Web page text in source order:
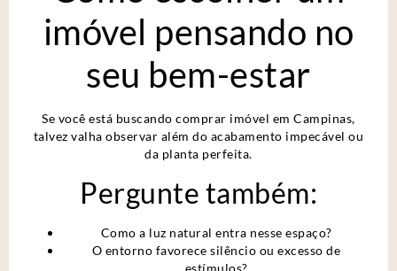
imóvel pensando no
seu bem-estar
Se você está buscando comprar imóvel em Campinas,
talvez valha observar além do acabamento impecável ou
da planta perfeita.
Pergunte também:
Como a luz natural entra nesse espaço?
O entorno favorece silêncio ou excesso de
estímulos?